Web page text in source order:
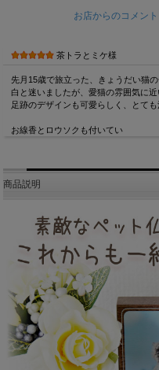
お店からのコメント
茶トラとミケ様
先月15歳で旅立った、きょうだい猫
白と迷いましたが、愛猫の雰囲気に近
足跡のデザインも可愛らしく、とても
お線香とロウソクも付いてい
商品説明